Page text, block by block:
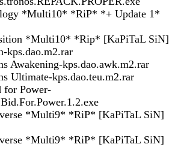
*Multi10* *RiP* *+ Update 1*
*Multi10* *Rip* [KaPiTaL SiN]
kps.dao.m2.rar
Awakening-kps.dao.awk.m2.rar
Ultimate-kps.dao.teu.m2.rar
for Power-
*Multi9* *RiP* [KaPiTaL SiN]
*Multi9* *RiP* [KaPiTaL SiN]